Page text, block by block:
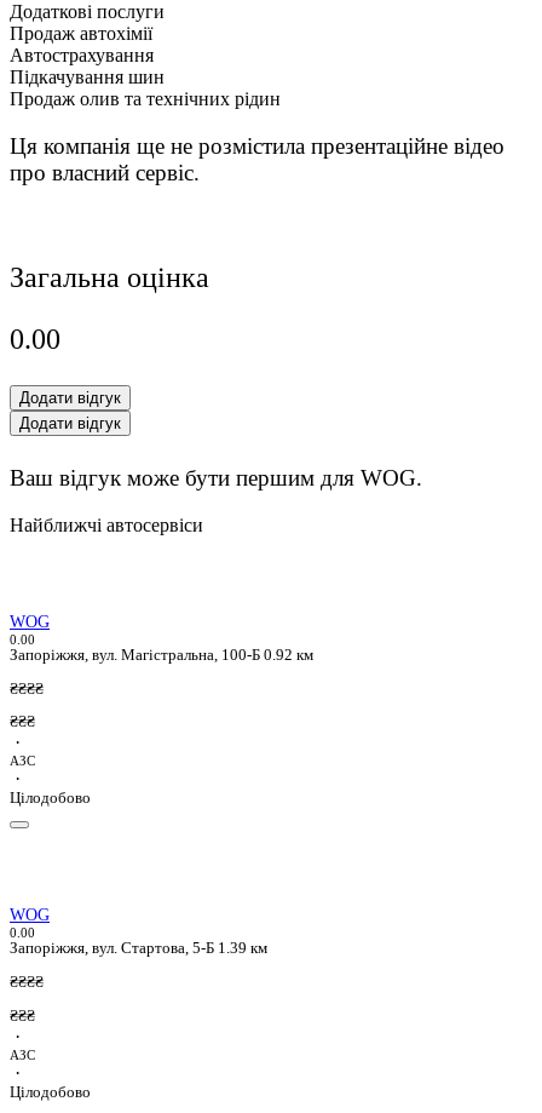
Додаткові послуги
Продаж автохімії
Автострахування
Підкачування шин
Продаж олив та технічних рідин
Ця компанія ще не розмістила презентаційне відео
про власний сервіс.
Загальна оцінка
0.00
Додати відгук
Додати відгук
Ваш відгук може бути першим для WOG.
Найближчі автосервіси
WOG
0.00
Запоріжжя, вул. Магістральна, 100-Б 0.92 км
₴₴₴₴
₴₴₴
·
АЗС
·
Цілодобово
WOG
0.00
Запоріжжя, вул. Стартова, 5-Б 1.39 км
₴₴₴₴
₴₴₴
·
АЗС
·
Цілодобово